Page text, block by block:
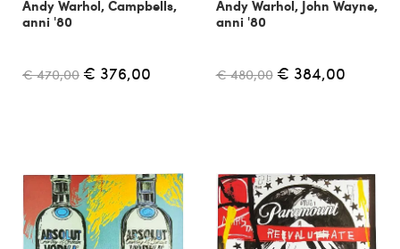
Andy Warhol, Campbells,
anni '80
€ 470,00 € 376,00
Andy Warhol, John Wayne,
anni '80
€ 480,00 € 384,00